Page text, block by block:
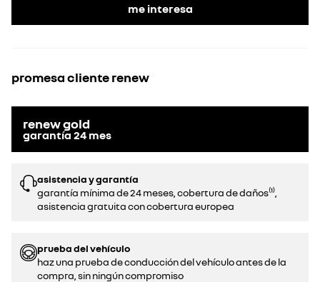
me interesa
promesa cliente renew
renew gold
garantía 24 mes
asistencia y garantía
garantía mínima de 24 meses, cobertura de daños⁽¹⁾,
asistencia gratuita con cobertura europea
prueba del vehículo
haz una prueba de conducción del vehículo antes de la
compra, sin ningún compromiso